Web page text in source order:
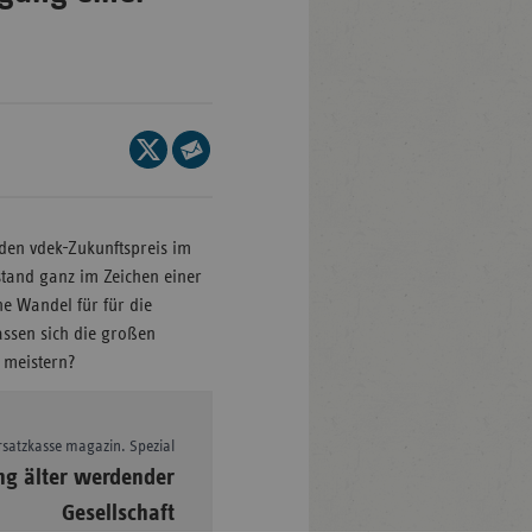
Seite
auf
vdek-Zukunftspreis im
ganz im Zeichen einer
Wandel für für die
sich die großen
magazin. Spezial
–
älter werdender
Gesellschaft